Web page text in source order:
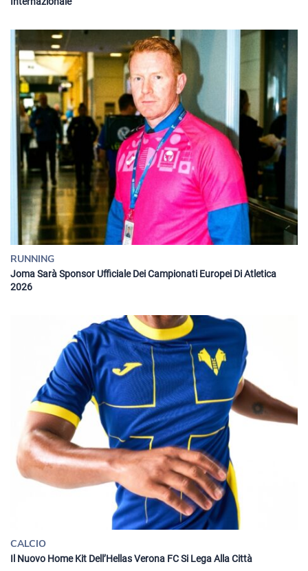
RUNNING
Joma Sarà Sponsor Ufficiale Dei Campionati Europei Di Atletica
2026
CALCIO
Il Nuovo Home Kit Dell’Hellas Verona FC Si Lega Alla Città